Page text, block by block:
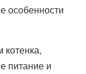
особенности
котенка,
питание и